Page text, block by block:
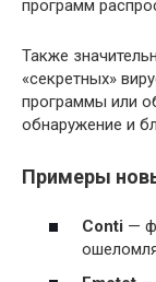
программ
Также
«секретных»
программы или
обнаружение и
Примеры
Conti —